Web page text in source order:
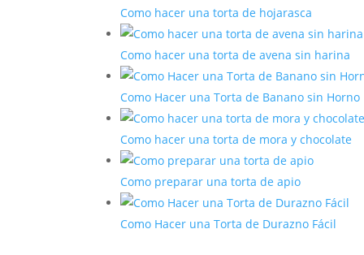
Como hacer una torta de hojarasca
Como hacer una torta de avena sin harina
Como Hacer una Torta de Banano sin Horno
Como hacer una torta de mora y chocolate
Como preparar una torta de apio
Como Hacer una Torta de Durazno Fácil